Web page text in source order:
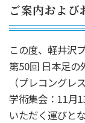
ご案内および
この度、軽井沢
第50回 日本足の
（プレコングレ
学術集会：11月
いただく運びと